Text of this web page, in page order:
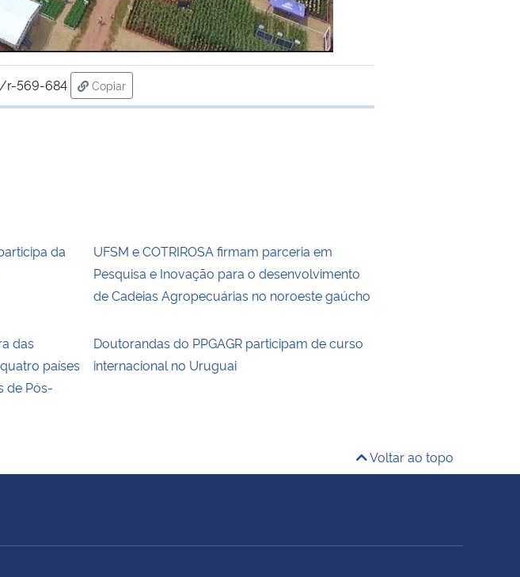
r-569-684
Copiar
para área de transferência
da
UFSM e COTRIROSA firmam parceria em
Pesquisa e Inovação para o desenvolvimento
de Cadeias Agropecuárias no noroeste gaúcho
das
países
de Pós-
Doutorandas do PPGAGR participam de curso
internacional no Uruguai
Voltar ao topo